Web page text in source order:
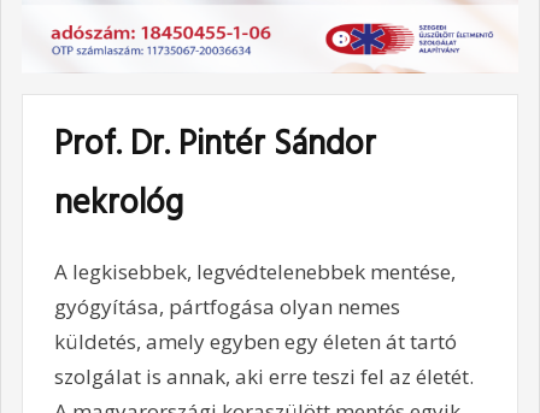
Prof. Dr. Pintér Sándor
nekrológ
A legkisebbek, legvédtelenebbek mentése,
gyógyítása, pártfogása olyan nemes
küldetés, amely egyben egy életen át tartó
szolgálat is annak, aki erre teszi fel az életét.